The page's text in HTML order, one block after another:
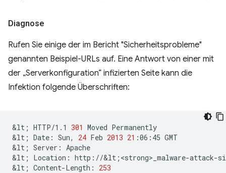
Diagnose
Rufen Sie einige der im Bericht "Sicherheitsprobleme"
genannten Beispiel-URLs auf. Eine Antwort von einer mit
der „Serverkonfiguration“ infizierten Seite kann die
Infektion folgende Überschriften:
&lt ; HTTP/1.1 301 Moved Permanently
&lt ; Date: Sun, 24 Feb 2013 21 :06:45 GMT
&lt ; Server: Apache
&lt ; Location: http://&lt ; <strong>_malware-attack-
&lt ; Content-Length: 253